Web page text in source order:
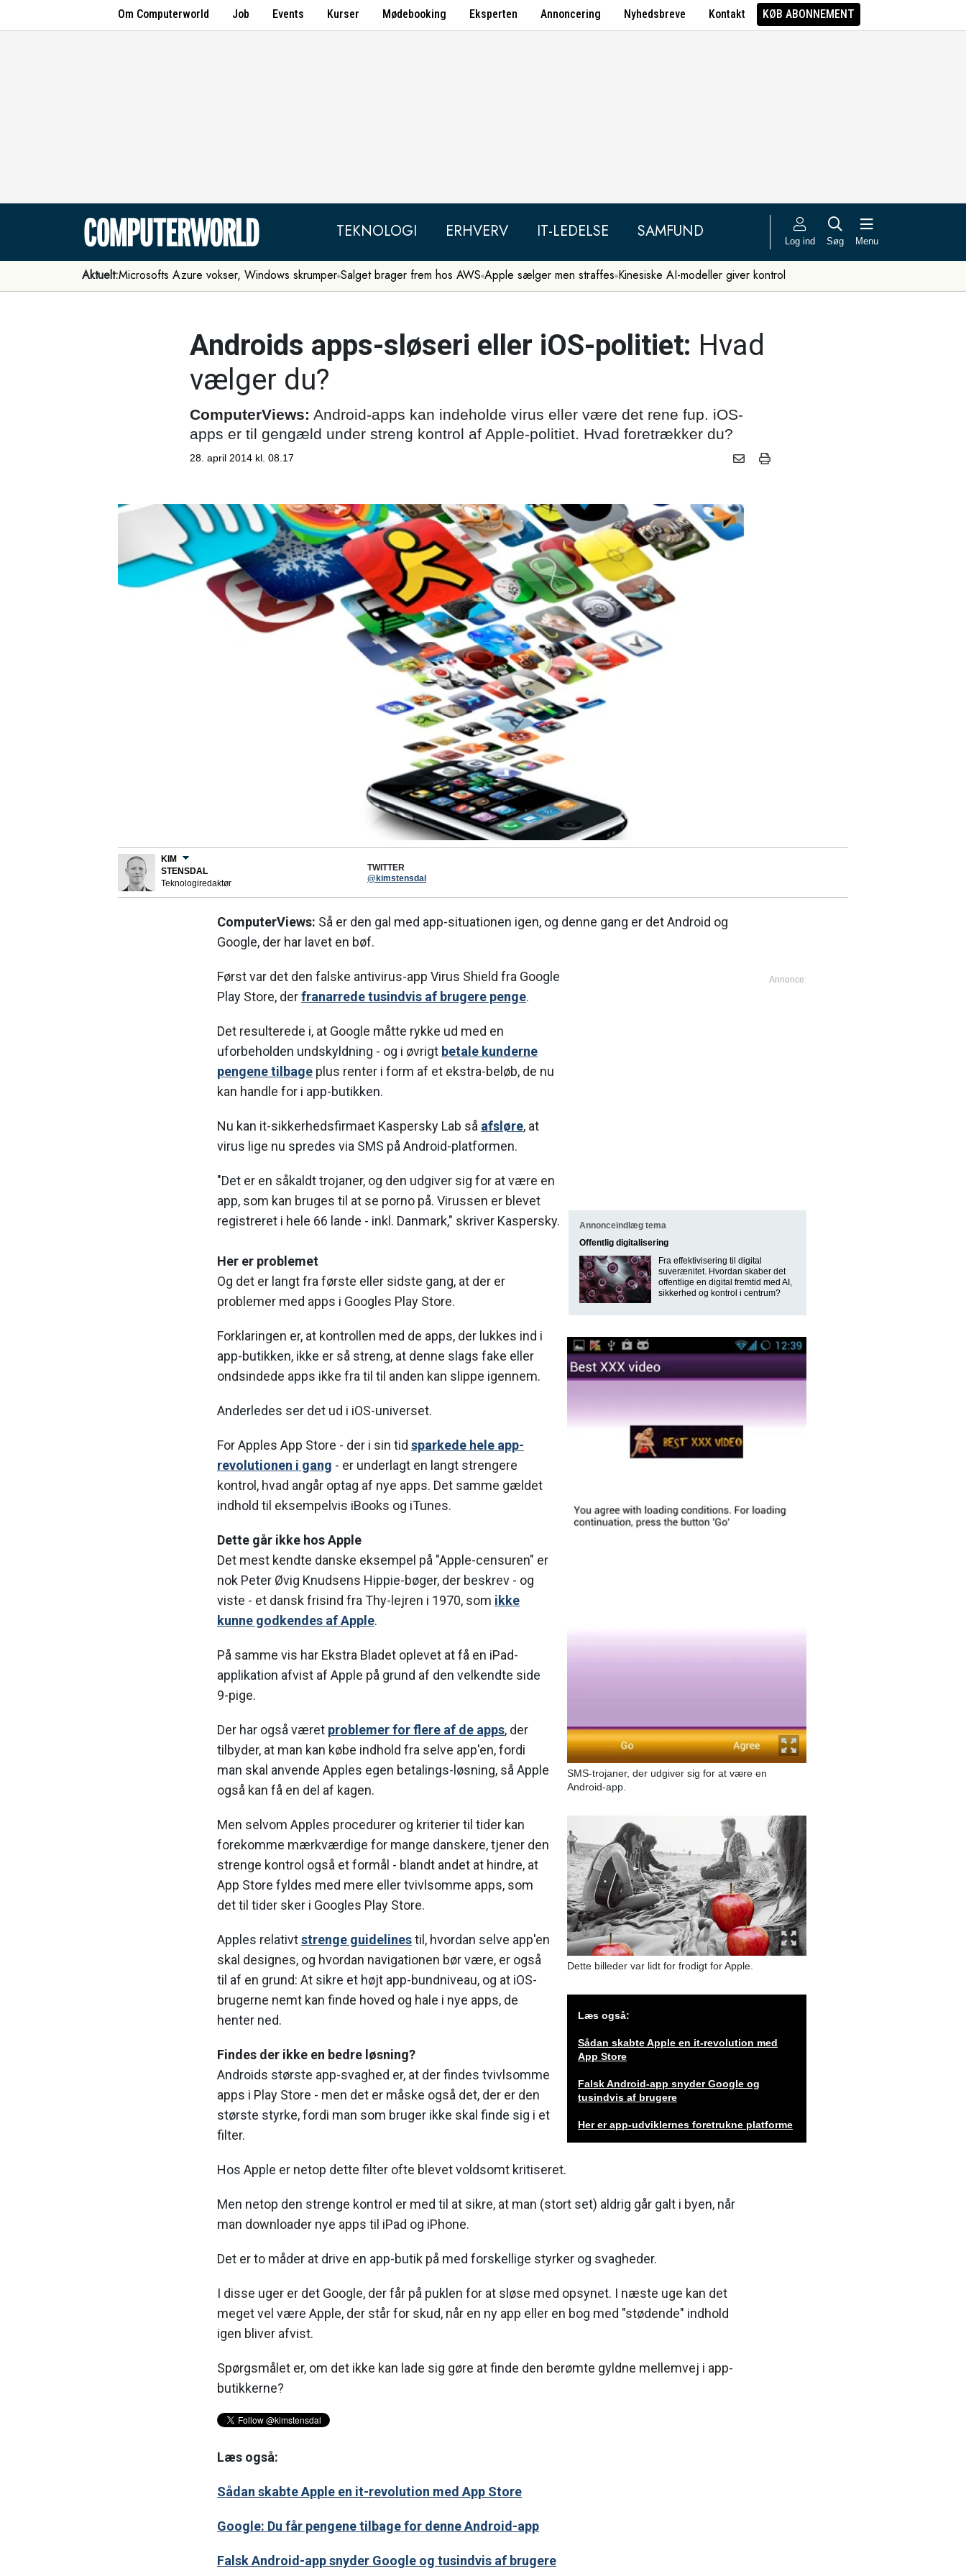
Om Computerworld Job Events Kurser Mødebooking Eksperten Annoncering Nyhedsbreve Kontakt KØB ABONNEMENT
TEKNOLOGI ERHVERV IT-LEDELSE SAMFUND Log ind Søg Menu
Aktuelt:Microsofts Azure vokser, Windows skrumper Salget brager frem hos AWS Apple sælger men straffes Kinesiske AI-modeller giver kontrol
Androids apps-sløseri eller iOS-politiet: Hvad
vælger du?
ComputerViews: Android-apps kan indeholde virus eller være det rene fup. iOS-
apps er til gengæld under streng kontrol af Apple-politiet. Hvad foretrækker du?
28. april 2014 kl. 08.17
KIM
STENSDAL
Teknologiredaktør
TWITTER
@kimstensdal
Annonceindlæg tema
Offentlig digitalisering
Fra effektivisering til digital
suverænitet. Hvordan skaber det
offentlige en digital fremtid med AI,
sikkerhed og kontrol i centrum?
SMS-trojaner, der udgiver sig for at være en
Android-app.
Dette billeder var lidt for frodigt for Apple.
Læs også:
Sådan skabte Apple en it-revolution med
App Store
Falsk Android-app snyder Google og
tusindvis af brugere
Her er app-udviklernes foretrukne platforme
ComputerViews: Så er den gal med app-situationen igen, og denne gang er det Android og
Google, der har lavet en bøf.
Først var det den falske antivirus-app Virus Shield fra Google
Play Store, derfranarrede tusindvis af brugere penge.
Det resulterede i, at Google måtte rykke ud med en
uforbeholden undskyldning - og i øvrigt betale kunderne
pengene tilbage plus renter i form af et ekstra-beløb, de nu
kan handle for i app-butikken.
Nu kan it-sikkerhedsfirmaet Kaspersky Lab så afsløre, at
virus lige nu spredes via SMS på Android-platformen.
"Det er en såkaldt trojaner, og den udgiver sig for at være en
app, som kan bruges til at se porno på. Virussen er blevet
registreret i hele 66 lande - inkl. Danmark," skriver Kaspersky.
Her er problemet
Og det er langt fra første eller sidste gang, at der er
problemer med apps i Googles Play Store.
Forklaringen er, at kontrollen med de apps, der lukkes ind i
app-butikken, ikke er så streng, at denne slags fake eller
ondsindede apps ikke fra til til anden kan slippe igennem.
Anderledes ser det ud i iOS-universet.
For Apples App Store - der i sin tid sparkede hele app-
revolutionen i gang - er underlagt en langt strengere
kontrol, hvad angår optag af nye apps. Det samme gældet
indhold til eksempelvis iBooks og iTunes.
Dette går ikke hos Apple
Det mest kendte danske eksempel på "Apple-censuren" er
nok Peter Øvig Knudsens Hippie-bøger, der beskrev - og
viste - et dansk frisind fra Thy-lejren i 1970, som ikke
kunne godkendes af Apple.
På samme vis har Ekstra Bladet oplevet at få en iPad-
applikation afvist af Apple på grund af den velkendte side
9-pige.
Der har også været problemer for flere af de apps, der
tilbyder, at man kan købe indhold fra selve app'en, fordi
man skal anvende Apples egen betalings-løsning, så Apple
også kan få en del af kagen.
Men selvom Apples procedurer og kriterier til tider kan
forekomme mærkværdige for mange danskere, tjener den
strenge kontrol også et formål - blandt andet at hindre, at
App Store fyldes med mere eller tvivlsomme apps, som
det til tider sker i Googles Play Store.
Apples relativtstrenge guidelinestil, hvordan selve app'en
skal designes, og hvordan navigationen bør være, er også
til af en grund: At sikre et højt app-bundniveau, og at iOS-
brugerne nemt kan finde hoved og hale i nye apps, de
henter ned.
Findes der ikke en bedre løsning?
Androids største app-svaghed er, at der findes tvivlsomme
apps i Play Store - men det er måske også det, der er den
største styrke, fordi man som bruger ikke skal finde sig i et
filter.
Hos Apple er netop dette filter ofte blevet voldsomt kritiseret.
Men netop den strenge kontrol er med til at sikre, at man (stort set) aldrig går galt i byen, når
man downloader nye apps til iPad og iPhone.
Det er to måder at drive en app-butik på med forskellige styrker og svagheder.
I disse uger er det Google, der får på puklen for at sløse med opsynet. I næste uge kan det
meget vel være Apple, der står for skud, når en ny app eller en bog med "stødende" indhold
igen bliver afvist.
Spørgsmålet er, om det ikke kan lade sig gøre at finde den berømte gyldne mellemvej i app-
butikkerne?
Læs også:
Sådan skabte Apple en it-revolution med App Store
Google: Du får pengene tilbage for denne Android-app
Falsk Android-app snyder Google og tusindvis af brugere